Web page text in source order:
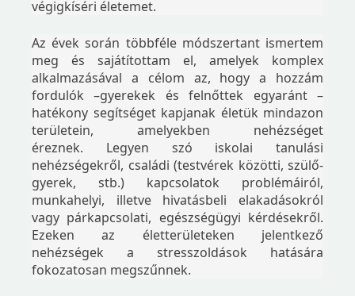
végigkíséri életemet.
Az évek során többféle módszertant ismertem
meg és sajátítottam el, amelyek komplex
alkalmazásával a célom az, hogy a hozzám
fordulók –gyerekek és felnőttek egyaránt –
hatékony segítséget kapjanak életük mindazon
területein, amelyekben nehézséget
éreznek. Legyen szó iskolai tanulási
nehézségekről, családi (testvérek közötti, szülő-
gyerek, stb.) kapcsolatok problémáiról,
munkahelyi, illetve hivatásbeli elakadásokról
vagy párkapcsolati, egészségügyi kérdésekről.
Ezeken az életterületeken jelentkező
nehézségek a stresszoldások hatására
fokozatosan megszűnnek.